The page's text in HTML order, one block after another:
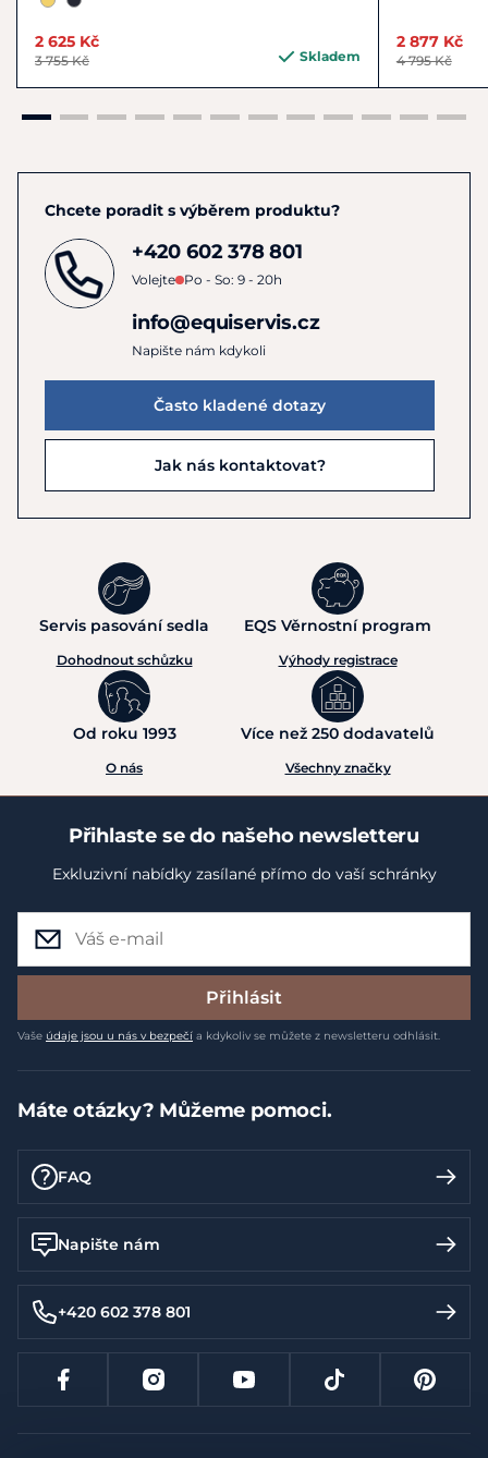
2 625 Kč
3 755 Kč Skladem
2 877 Kč
4 795 Kč
Chcete poradit s výběrem produktu?
+420 602 378 801
Volejte Po - So: 9 - 20h
info@equiservis.cz
Napište nám kdykoli
Často kladené dotazy
Jak nás kontaktovat?
Servis pasování sedla
Dohodnout schůzku
EQS Věrnostní program
Výhody registrace
Od roku 1993
O nás
Více než 250 dodavatelů
Všechny značky
Přihlaste se do našeho newsletteru
Exkluzivní nabídky zasílané přímo do vaší schránky
Přihlásit
Vaše údaje jsou u nás v bezpečí a kdykoliv se můžete z newsletteru odhlásit.
Máte otázky? Můžeme pomoci.
FAQ
Napište nám
+420 602 378 801